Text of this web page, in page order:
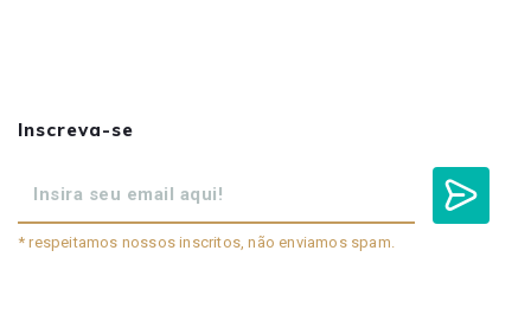
Inscreva-se
* respeitamos nossos inscritos, não enviamos spam.